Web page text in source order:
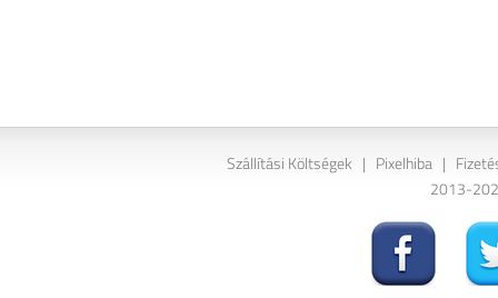
Szállítási Költségek | Pixelhiba |
2013-